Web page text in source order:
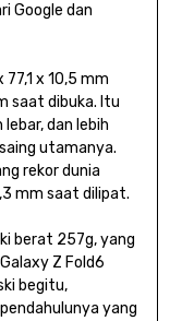
Google dan
x 10,5 mm
saat dibuka. Itu
dan lebih
utamanya.
rekor dunia
mm saat dilipat.
berat 257g, yang
Z Fold6
begitu,
yang